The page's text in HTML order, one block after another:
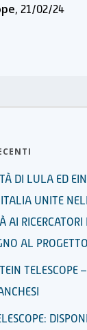
, 21/02/24
DI LULA ED
ITALIA UNITE
AI RICERCATORI
AL PROGETTO
TELESCOPE